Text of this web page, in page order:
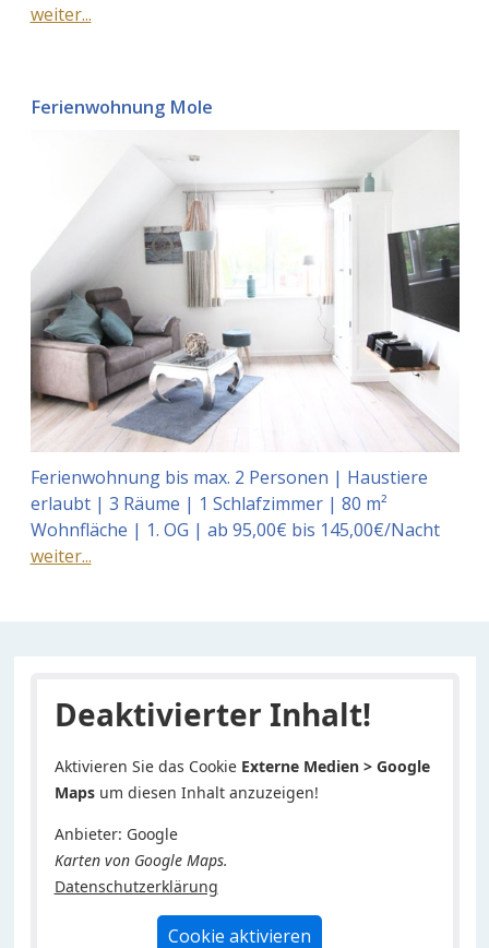
weiter...
Ferienwohnung Mole
Ferienwohnung bis max. 2 Personen | Haustiere
erlaubt | 3 Räume | 1 Schlafzimmer | 80 m²
Wohnfläche | 1. OG | ab 95,00€ bis 145,00€/Nacht
weiter...
Deaktivierter Inhalt!
Aktivieren Sie das Cookie Externe Medien > Google
Mapsum diesen Inhalt anzuzeigen!
Anbieter: Google
Karten von Google Maps.
Datenschutzerklärung
Cookie aktivieren